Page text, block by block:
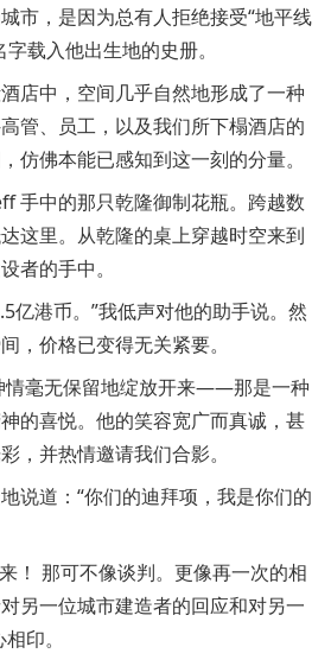
市，是因为总有人拒绝接受“地平线
载入他出生地的史册。
店中，空间几乎自然地形成了一种
管、员工，以及我们所下榻酒店的
佛本能已感知到这一刻的分量。
手中的那只乾隆御制花瓶。跨越数
这里。从乾隆的桌上穿越时空来到
者的手中。
亿港币。”我低声对他的助手说。然
，价格已变得无关紧要。
情毫无保留地绽放开来——那是一种
的喜悦。他的笑容宽广而真诚，甚
，并热情邀请我们合影。
说道：“你们的迪拜项，我是你们的
！ 那可不像谈判。更像再一次的相
另一位城市建造者的回应和对另一
印。